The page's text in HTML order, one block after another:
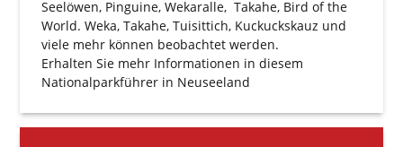
Seelöwen, Pinguine, Wekaralle, Takahe, Bird of the
World. Weka, Takahe, Tuisittich, Kuckuckskauz und
viele mehr können beobachtet werden.
Erhalten Sie mehr Informationen in diesem
Nationalparkführer in Neuseeland